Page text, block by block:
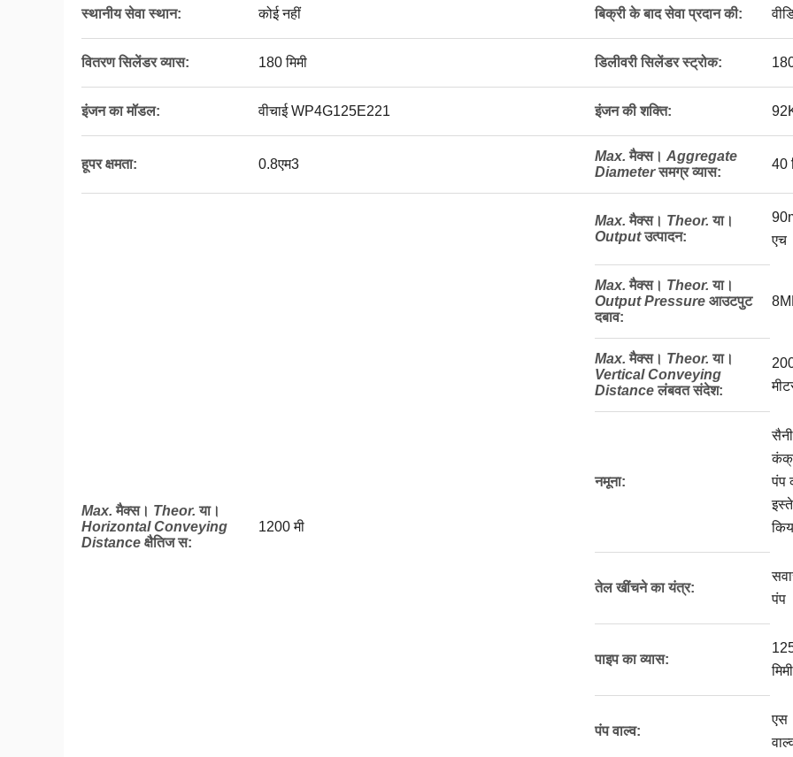
स्थानीय सेवा स्थान: कोई नहीं बिक्री के बाद सेवा प्रदान की:
वितरण सिलेंडर व्यास: 180 मिमी डिलीवरी सिलेंडर स्ट्रोक:
इंजन का मॉडल: वीचाई WP4G125E221 इंजन की शक्ति:
हूपर क्षमता: 0.8एम3
Max. मैक्स। Aggregate
Diameter समग्र व्यास:
40
Max. मैक्स। Theor. या।
Horizontal Conveying
Distance क्षैतिज स:
1200 मी
Max. मैक्स। Theor. या।
Output उत्पादन:
एच
Max. मैक्स। Theor. या।
Output Pressure आउटपुट
दबाव:
Max. मैक्स। Theor. या।
Vertical Conveying
Distance लंबवत संदेश:
नमूना:
सैनी
पंप
तेल खींचने का यंत्र:
पंप
पाइप का व्यास:
मिमी
पंप वाल्व:
एस